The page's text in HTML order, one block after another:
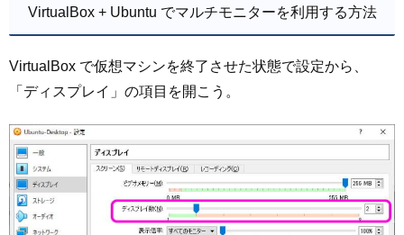
VirtualBox + Ubuntu でマルチモニターを利用する方法
VirtualBox で仮想マシンを終了させた状態で設定から、
「ディスプレイ」の項目を開こう。